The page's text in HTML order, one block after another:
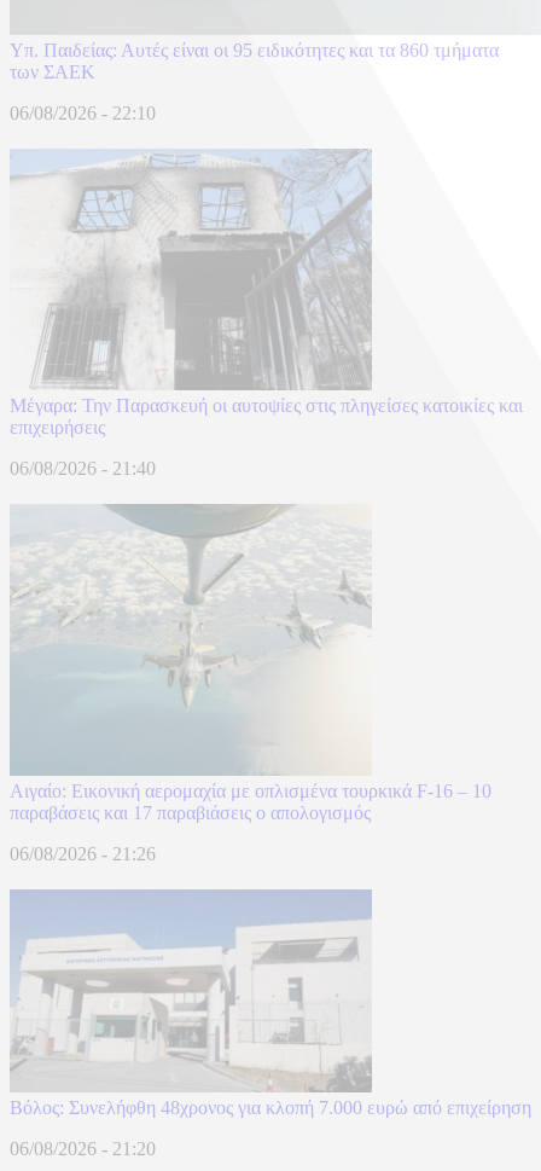
Υπ. Παιδείας: Αυτές είναι οι 95 ειδικότητες και τα 860 τμήματα
των ΣΑΕΚ
06/08/2026 - 22:10
Μέγαρα: Την Παρασκευή οι αυτοψίες στις πληγείσες κατοικίες και
επιχειρήσεις
06/08/2026 - 21:40
Αιγαίο: Εικονική αερομαχία με οπλισμένα τουρκικά F-16 – 10
παραβάσεις και 17 παραβιάσεις ο απολογισμός
06/08/2026 - 21:26
Βόλος: Συνελήφθη 48χρονος για κλοπή 7.000 ευρώ από επιχείρηση
06/08/2026 - 21:20